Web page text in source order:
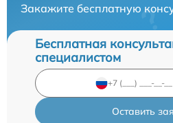
Закажите бесплатную
Бесплатная
специалистом
Оставить